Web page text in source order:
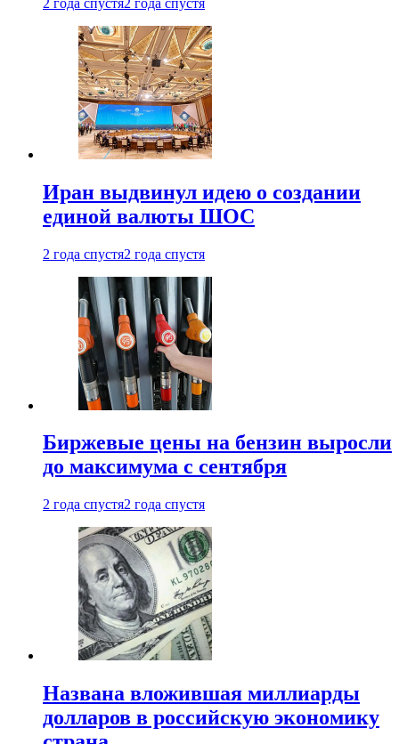
Иран выдвинул идею о создании
единой валюты ШОС
2 года спустя2 года спустя
Биржевые цены на бензин выросли
до максимума с сентября
2 года спустя2 года спустя
Названа вложившая миллиарды
долларов в российскую экономику